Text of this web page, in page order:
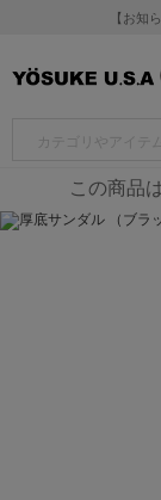
【お知
この商品は